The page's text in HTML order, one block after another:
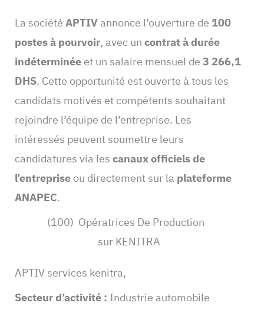
La sociétéAPTIVannonce l’ouverture de 100
postes à pourvoir, avec uncontrat à durée
indéterminéeet un salaire mensuel de3 266,1
DHS. Cette opportunité est ouverte à tous les
candidats motivés et compétents souhaitant
rejoindre l’équipe de l’entreprise. Les
intéressés peuvent soumettre leurs
candidatures via lescanaux officiels de
l’entrepriseou directement sur la plateforme
ANAPEC.
(100) Opératrices De Production
sur KENITRA
APTIV services kenitra,
Secteur d’activité : Industrie automobile